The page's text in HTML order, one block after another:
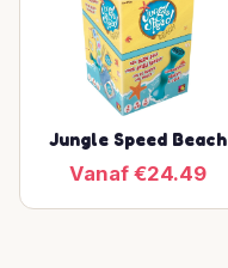
Jungle Speed Beach
Vanaf €24.49